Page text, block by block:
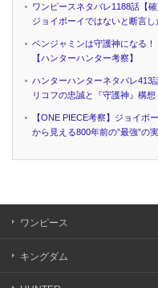
ワンピースネタバレ1188話【
ジョイボーイではないと断言し
ベンジャミンは守護神になる
【ハンターハンター考察】
ハンターハンターネタバレ413
リコフの忠誠と『守護神』構想
【ONE PIECE考察】ジョイボ
から見える800年前の”最強”の
ワンピース
キングダム